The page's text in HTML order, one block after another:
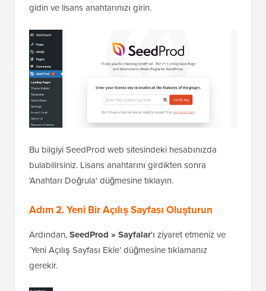
gidin ve lisans anahtarınızı girin.
Bu bilgiyi SeedProd web sitesindeki hesabınızda
bulabilirsiniz. Lisans anahtarını girdikten sonra
'Anahtarı Doğrula' düğmesine tıklayın.
Adım 2. Yeni Bir Açılış Sayfası Oluşturun
Ardından,SeedProd » Sayfalar'ı ziyaret etmeniz ve
‘Yeni Açılış Sayfası Ekle’ düğmesine tıklamanız
gerekir.